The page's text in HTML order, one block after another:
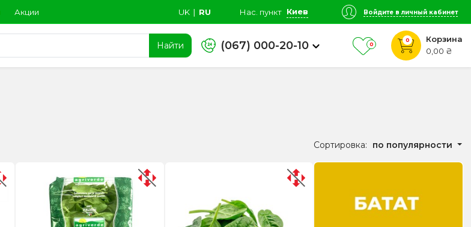
Акции UK ∣ RU Нас. пункт Киев Войдите в личный кабинет
Найти (067) 000-20-10 0
0
Корзина
0,00 ₴
Сортировка: по популярности